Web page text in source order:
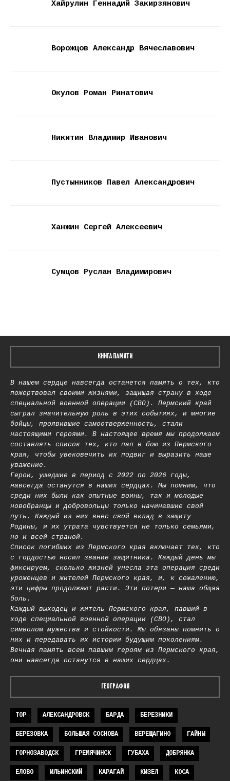
Хайрулин Геннадий Закирзянович
Ворожцов Александр Вячеславович
Окулов Роман Ринатович
Никитин Владимир Иванович
Пустынников Павел Александрович
Ханжин Сергей Алексеевич
Сумцов Руслан Владимирович
КНИГА ПАМЯТИ
В нашем сердце навсегда останется память о тех, кто
пожертвовал своими жизнями, защищая страну в ходе
специальной военной операции (СВО). Пермский край
сыграл значительную роль в этих событиях, и многие
бойцы, проявившие самоотверженность, стали
настоящими героями. В настоящее время мы продолжаем
составлять список тех, кто пал в бою из Пермского
края, чтобы увековечить их подвиг и выразить наше
уважение.
Герои, ушедшие в период с 2022 по 2026 годы,
навсегда останутся в наших сердцах. Мы помним, что
среди них были как опытные воины, так и молодые
новобранцы и добровольцы только начинавшие свой
путь. Каждый из них внес свой вклад в защиту
Родины, и их утрата чувствуется не только семьями,
но и всей страной.
Список погибших из Пермского края включает тех, кто
с гордостью носил звание защитника. Каждый день мы
фиксируем, сколько жизней унесла эта операция среди
уроженцев и жителей Пермского края, и, к сожалению,
эти цифры продолжают расти. Эти потери — наша общая
боль.
Каждый выходец и житель Пермского края, павший в
ходе специальной военной операции (СВО), стал
символом мужества и стойкости. Мы обязаны помнить о
них и передавать их истории будущим поколениям.
Вечная память всем павшим героям из Пермского края,
они навсегда останутся в наших сердцах.
ГЕОГРАФИЯ
TOP АЛЕКСАНДРОВСК БАРДА БЕРЕЗНИКИ
БЕРЕЗОВКА БОЛЬШАЯ СОСНОВА ВЕРЕЩАГИНО ГАЙНЫ
ГОРНОЗАВОДСК ГРЕМЯЧИНСК ГУБАХА ДОБРЯНКА
ЕЛОВО ИЛЬИНСКИЙ КАРАГАЙ КИЗЕЛ КОСА